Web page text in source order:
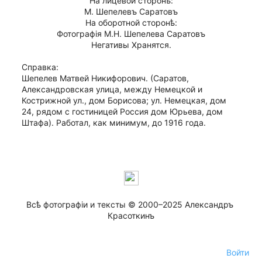
М. Шепелевъ Саратовъ
На оборотной сторонѣ:
Фотографiя М.Н. Шепелева Саратовъ
Негативы Хранятся.
Справка:
Шепелев Матвей Никифорович. (Саратов,
Александровская улица, между Немецкой и
Кострижной ул., дом Борисова; ул. Немецкая, дом
24, рядом с гостиницей Россия дом Юрьева, дом
Штафа). Работал, как минимум, до 1916 года.
Всѣ фотографiи и тексты © 2000–2025 Александръ
Красоткинъ
Войти